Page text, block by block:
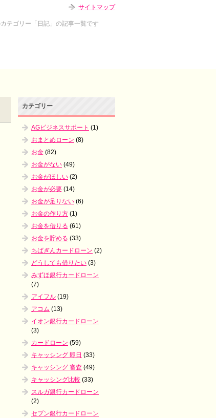
テゴリー「日記」の記事一覧です
カテゴリー
AGビジネスサポート (1)
おまとめローン (8)
お金 (82)
お金がない (49)
お金がほしい (2)
お金が必要 (14)
お金が足りない (6)
お金の作り方 (1)
お金を借りる (61)
お金を貯める (33)
ちばぎんカードローン (2)
どうしても借りたい (3)
みずほ銀行カードローン
(7)
アイフル (19)
アコム (13)
イオン銀行カードローン
(3)
カードローン (59)
キャッシング 即日 (33)
キャッシング 審査 (49)
キャッシング比較 (33)
スルガ銀行カードローン
(2)
セブン銀行カードローン
サイトマップ